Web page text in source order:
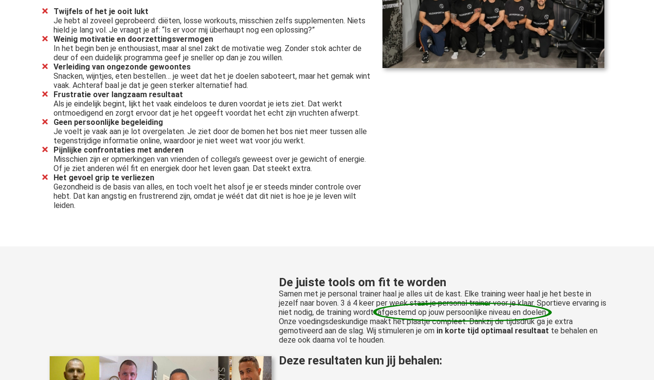
Twijfels of het je ooit lukt
Je hebt al zoveel geprobeerd: diëten, losse workouts, misschien zelfs supplementen. Niets
hield je lang vol. Je vraagt je af: “Is er voor mij überhaupt nog een oplossing?”
Weinig motivatie en doorzettingsvermogen
In het begin ben je enthousiast, maar al snel zakt de motivatie weg. Zonder stok achter de
deur of een duidelijk programma geef je sneller op dan je zou willen.
Verleiding van ongezonde gewoontes
Snacken, wijntjes, eten bestellen… je weet dat het je doelen saboteert, maar het gemak wint
vaak. Achteraf baal je dat je geen sterker alternatief had.
Frustratie over langzaam resultaat
Als je eindelijk begint, lijkt het vaak eindeloos te duren voordat je iets ziet. Dat werkt
ontmoedigend en zorgt ervoor dat je het opgeeft voordat het echt zijn vruchten afwerpt.
Geen persoonlijke begeleiding
Je voelt je vaak aan je lot overgelaten. Je ziet door de bomen het bos niet meer tussen alle
tegenstrijdige informatie online, waardoor je niet weet wat voor jóu werkt.
Pijnlijke confrontaties met anderen
Misschien zijn er opmerkingen van vrienden of collega’s geweest over je gewicht of energie.
Of je ziet anderen wél fit en energiek door het leven gaan. Dat steekt extra.
Het gevoel grip te verliezen
Gezondheid is de basis van alles, en toch voelt het alsof je er steeds minder controle over
hebt. Dat kan angstig en frustrerend zijn, omdat je wéét dat dit niet is hoe je je leven wilt
leiden.
De juiste tools om fit te worden
Samen met je personal trainer haal je alles uit de kast. Elke training weer haal je het beste in
jezelf naar boven. 3 á 4 keer per week staat je personal trainer voor je klaar. Sportieve ervaring is
niet nodig, de training wordt afgestemd op jouw persoonlijke niveau en doelen.
Onze voedingsdeskundige maakt het plaatje compleet. Dankzij de tijdsdruk ga je extra
gemotiveerd aan de slag. Wij stimuleren je om in korte tijd optimaal resultaat te behalen en
deze ook daarna vol te houden.
Deze resultaten kun jij behalen: